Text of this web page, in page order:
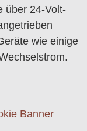
über 24-Volt-
wie einige
Banner